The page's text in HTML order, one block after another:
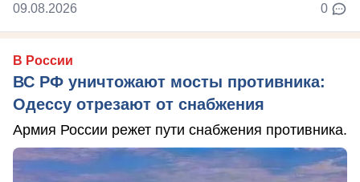
09.08.2026 0
В России
ВС РФ уничтожают мосты противника:
Одессу отрезают от снабжения
Армия России режет пути снабжения противника.